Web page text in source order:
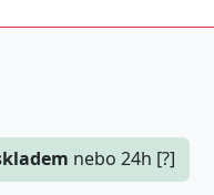
nebo 24h [?]